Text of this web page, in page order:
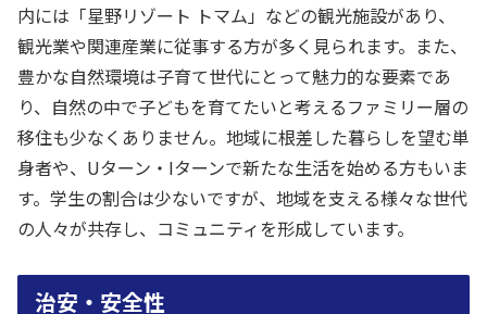
内には「星野リゾート トマム」などの観光施設があり、
観光業や関連産業に従事する方が多く見られます。また、
豊かな自然環境は子育て世代にとって魅力的な要素であ
り、自然の中で子どもを育てたいと考えるファミリー層の
移住も少なくありません。地域に根差した暮らしを望む単
身者や、Uターン・Iターンで新たな生活を始める方もいま
す。学生の割合は少ないですが、地域を支える様々な世代
の人々が共存し、コミュニティを形成しています。
治安・安全性